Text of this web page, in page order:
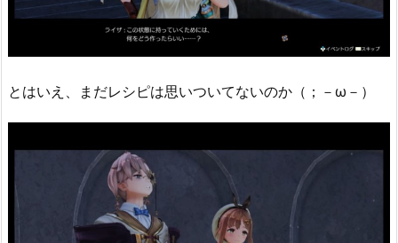
とはいえ、まだレシピは思いついてないのか（；－ω－）